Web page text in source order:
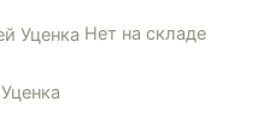
Нет на складе